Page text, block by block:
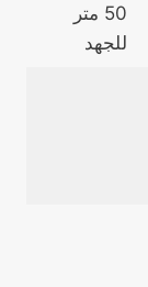
50 متر
للجهد